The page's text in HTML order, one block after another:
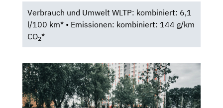
Verbrauch und Umwelt WLTP: kombiniert: 6,1
l/100 km* • Emissionen: kombiniert: 144 g/km
CO2*